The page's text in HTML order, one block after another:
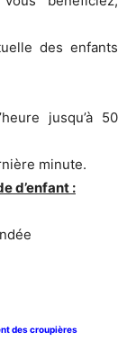
des enfants
jusqu’à 50
minute.
d’enfant :
des croupières